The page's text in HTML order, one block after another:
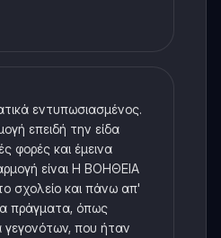
εντυπωσιασμένος.
επειδή την είδα
φορές και έμεινα
είναι Η ΒΟΗΘΕΙΑ
σχολείο και πάνω απ'
πράγματα, όπως
γεγονότων, που ήταν